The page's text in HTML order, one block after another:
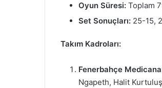
Oyun Süresi: Toplam
Set Sonuçları: 25-15,
Takım Kadroları:
Fenerbahçe
Ngapeth, Halit